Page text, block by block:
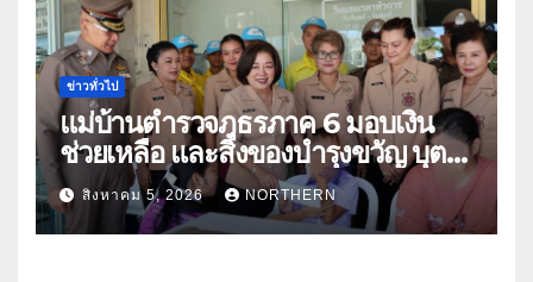
ข่าวทั่วไป
แม่บ้านตำรวจภูธรภาค 6 มอบเงิน
ช่วยเหลือ และสิ่งของบำรุงขวัญ บุตร-
ธิดา ข้าราชการตำรวจจังหวัด
อุทัยธานี
สิงหาคม 5, 2026 NORTHERN